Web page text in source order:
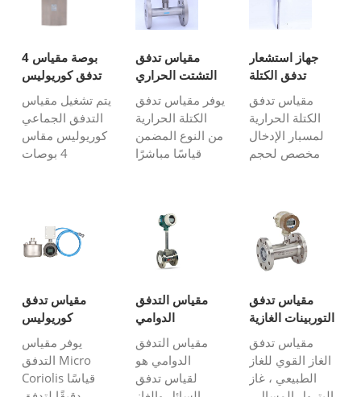
4 بوصة مقياس
تدفق كوريوليس
يتم تشغيل مقياس
التدفق الجماعي
كوريوليس مقاس
4 بوصات
كوريوليس مقاس
4 بوصات كبير
الحجم نسبيًا ،
ضخم جدًا.
يستخدم على
نطاق واسع لكتلة
دقيقة ...
مقياس تدفق
التشتت الحراري
في الخط
يوفر مقياس تدفق
الكتلة الحرارية
من النوع المضمن
قياسًا مباشرًا
الهواء. يعتبر
مسبار تدفق
الكتلة الحرارية
لخط الأنابيب في
جهاز استشعار
تدفق الكتلة
الحرارية من نوع
الإدراج
مقياس تدفق
الكتلة الحرارية
لمسبار الإدخال
مخصص لحجم
الهواء ، فمن
السهل
للمستخدمين
التثبيت أو الإزالة
من نقاط التثبيت
دون الحاجة إلى
مقياس تدفق
كوريوليس
منخفض التدفق
الصغير
يوفر مقياس
التدفق Micro
Coriolis قياسًا
مقياس التدفق
الدوامي
مقياس التدفق
الدوامي هو
لقياس تدفق
مقياس تدفق
التوربينات الغازية
مقياس تدفق
الغاز القوي للغاز
الطبيعي ، غاز